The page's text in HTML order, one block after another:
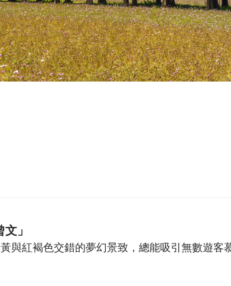
」
與紅褐色交錯的夢幻景致，總能吸引無數遊客